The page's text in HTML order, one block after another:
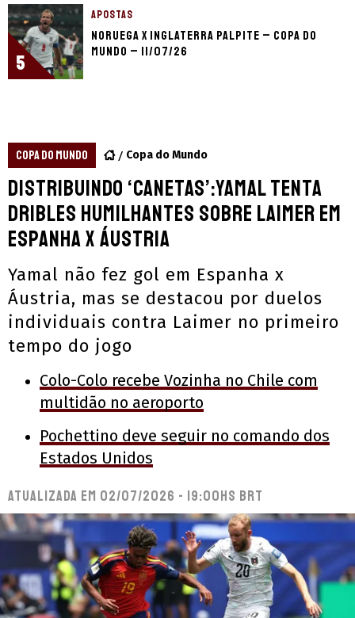
5
APOSTAS
Noruega x Inglaterra palpite – Copa do
Mundo – 11/07/26
COPA DO MUNDO Copa do Mundo
Distribuindo ‘canetas’:Yamal tenta
dribles humilhantes sobre Laimer em
Espanha x Áustria
Yamal não fez gol em Espanha x
Áustria, mas se destacou por duelos
individuais contra Laimer no primeiro
tempo do jogo
Colo-Colo recebe Vozinha no Chile com
multidão no aeroporto
Pochettino deve seguir no comando dos
Estados Unidos
Atualizada em 02/07/2026 - 19:00hs BRT